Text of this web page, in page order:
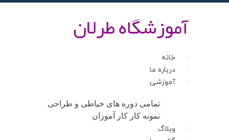
خانه
درباره ما
آموزشی
تمامی دوره های خیاطی و طراحی
نمونه کار کار آموزان
وبلاگ